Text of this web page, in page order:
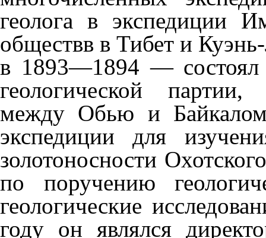
геолога в экспедиции
обществв в Тибет и
в 1893—1894 — состоял
геологической партии,
между Обью и
экспедиции для
золотоносности
по поручению
геологические
году он являлся